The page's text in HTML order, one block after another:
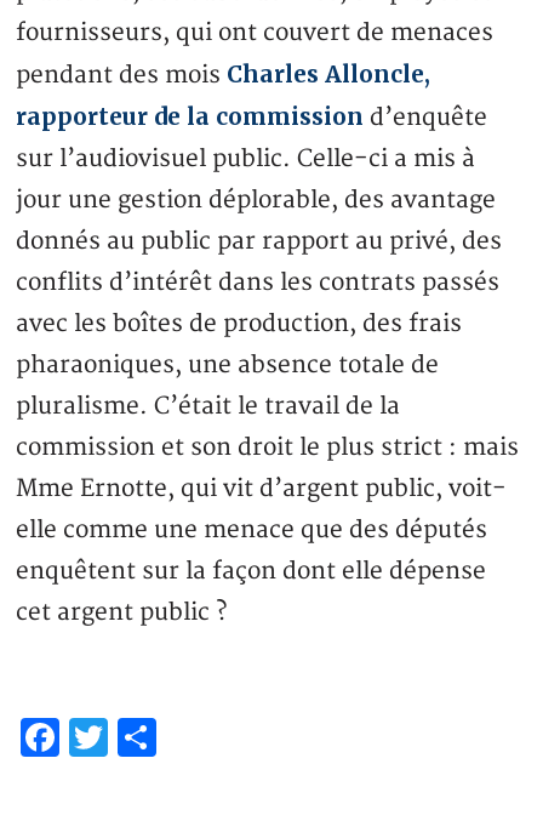
fournisseurs, qui ont couvert de menaces
pendant des mois Charles Alloncle,
rapporteur de la commission d’enquête
sur l’audiovisuel public. Celle-ci a mis à
jour une gestion déplorable, des avantage
donnés au public par rapport au privé, des
conflits d’intérêt dans les contrats passés
avec les boîtes de production, des frais
pharaoniques, une absence totale de
pluralisme. C’était le travail de la
commission et son droit le plus strict : mais
Mme Ernotte, qui vit d’argent public, voit-
elle comme une menace que des députés
enquêtent sur la façon dont elle dépense
cet argent public ?
Facebook
Twitter